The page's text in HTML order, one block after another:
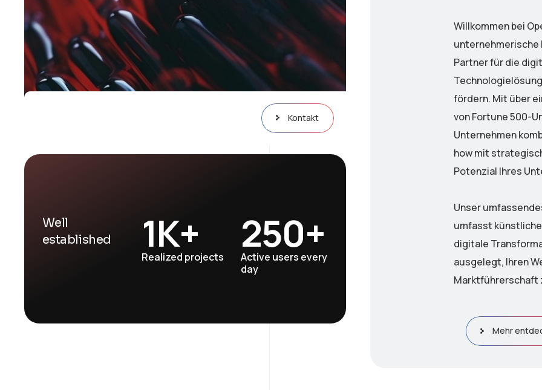
Kontakt
Well
established
Realized projects
1K+
Active users every
day
250+
Willkommen bei
unternehmerische
Partner für die
fördern. Mit über
von Fortune 500-
Unternehmen
how mit
Potenzial Ihres
Unser
umfasst
digitale
ausgelegt, Ihren
Marktführerschaft
Mehr